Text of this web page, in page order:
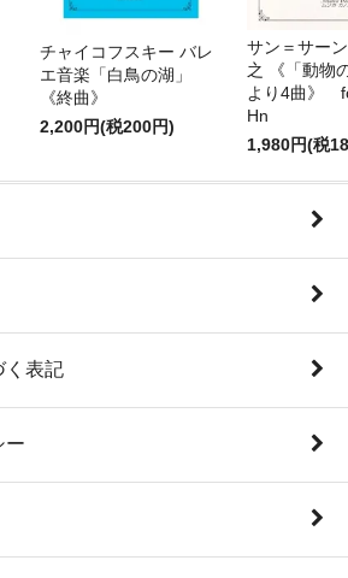
チャイコフスキー バレ
エ音楽「白鳥の湖」
《終曲》
2,200円(税200円)
サン＝サー
之 《「動物
より4曲》
Hn
1,980円(税
く表記
ー